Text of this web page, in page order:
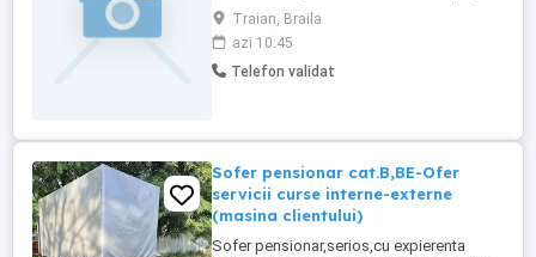
Traian, Braila
azi 10:45
Telefon validat
Sofer pensionar cat.B,BE-Ofer
servicii curse interne-externe
(masina clientului)
Sofer pensionar,serios,cu expierenta